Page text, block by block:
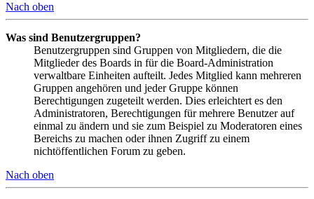
Nach oben
Was sind Benutzergruppen?
Benutzergruppen sind Gruppen von Mitgliedern, die die
Mitglieder des Boards in für die Board-Administration
verwaltbare Einheiten aufteilt. Jedes Mitglied kann mehreren
Gruppen angehören und jeder Gruppe können
Berechtigungen zugeteilt werden. Dies erleichtert es den
Administratoren, Berechtigungen für mehrere Benutzer auf
einmal zu ändern und sie zum Beispiel zu Moderatoren eines
Bereichs zu machen oder ihnen Zugriff zu einem
nichtöffentlichen Forum zu geben.
Nach oben